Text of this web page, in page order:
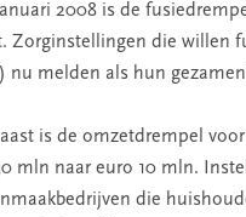
2008 is de
Zorginstellingen die willen
nu melden als hun
is de omzetdrempel
mln naar euro 10 mln.
die